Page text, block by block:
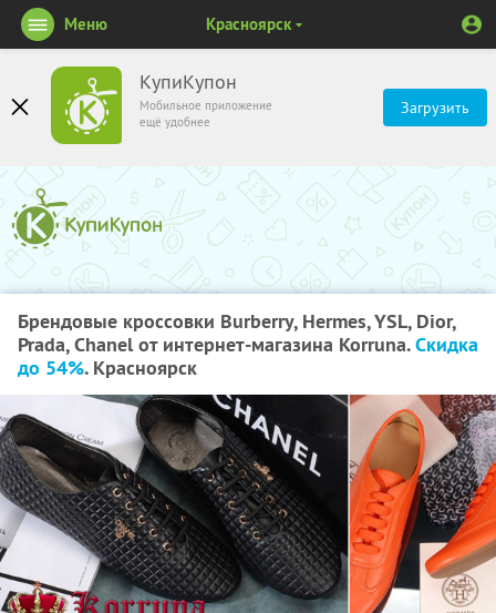
КупиКупон
Мобильное приложение
ещё удобнее
Загрузить
Меню Красноярск
Брендовые кроссовки Burberry, Hermes, YSL, Dior,
Prada, Chanel от интернет-магазина Korruna.Скидка
до 54%. Красноярск